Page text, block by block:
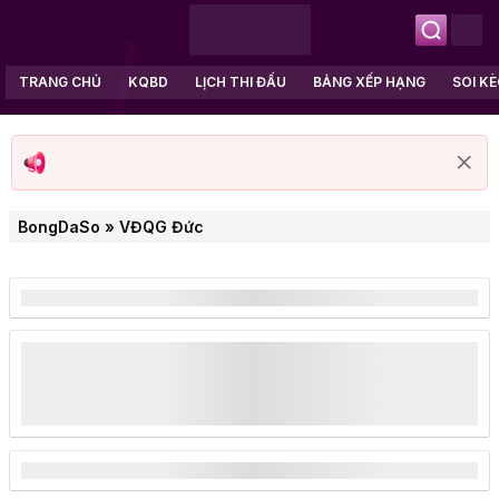
TRANG CHỦ KQBD LỊCH THI ĐẤU BẢNG XẾP HẠNG SOI
BongDaSo » VĐQG Đức